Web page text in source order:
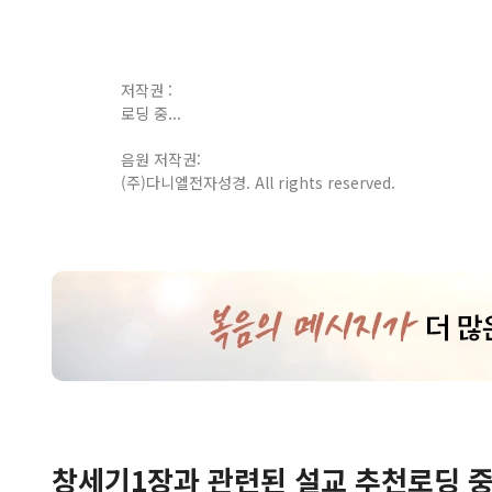
저작권 :
로딩 중...
음원 저작권:
(주)다니엘전자성경. All rights reserved.
창세기1장과 관련된 설교 추천로딩